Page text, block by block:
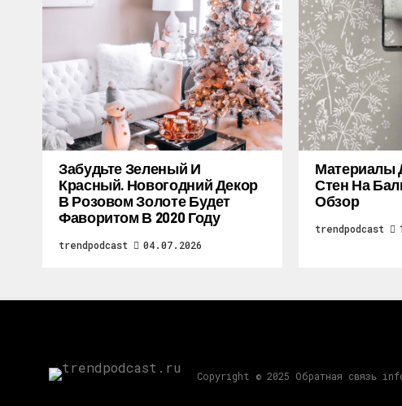
Забудьте Зеленый И
Красный. Новогодний Декор
В Розовом Золоте Будет
Фаворитом В 2020 Году
trendpodcast 04.07.2026
Материалы
Стен На
Обзор
trendpodcast
Copyright © 2025 Обратная связь